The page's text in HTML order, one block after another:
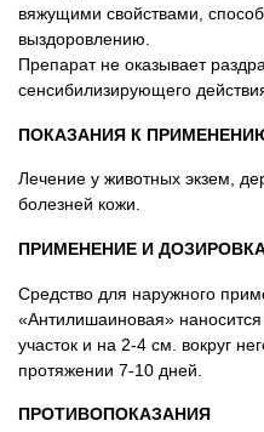
вяжущими свойствами,
выздоровлению.
Препарат не оказывает
сенсибилизирующего
ПОКАЗАНИЯ К
Лечение у животных экзем,
болезней кожи.
ПРИМЕНЕНИЕ И
Средство для наружного
«Антилишаиновая»
участок и на 2-4 см. вокруг
протяжении 7-10 дней.
ПРОТИВОПОКАЗАНИЯ